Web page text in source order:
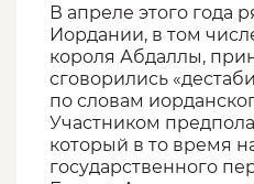
В апреле этого года
Иордании, в том
короля Абдаллы,
сговорились
по словам
Участником
который в то время
государственного